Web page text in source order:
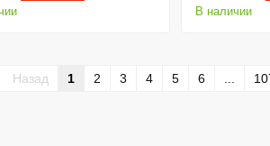
В наличии
Назад 1 2 3 4 5 6